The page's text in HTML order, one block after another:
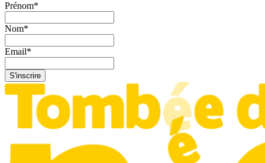
Prénom*
Nom*
Email*
S'inscrire